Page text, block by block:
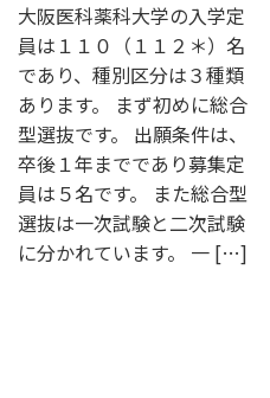
大阪医科薬科大学の入学定
員は１１０（１１２＊）名
であり、種別区分は３種類
あります。 まず初めに総合
型選抜です。 出願条件は、
卒後１年までであり募集定
員は５名です。 また総合型
選抜は一次試験と二次試験
に分かれています。 一 […]